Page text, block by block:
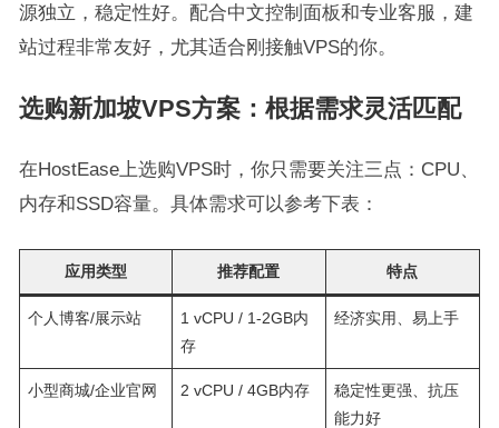
源独立，稳定性好。配合中文控制面板和专业客服，建
站过程非常友好，尤其适合刚接触VPS的你。
选购新加坡VPS方案：根据需求灵活匹配
在HostEase上选购VPS时，你只需要关注三点：CPU、
内存和SSD容量。具体需求可以参考下表：
应用类型 推荐配置 特点
个人博客/展示站
1 vCPU / 1-2GB内
存
经济实用、易上手
小型商城/企业官网 2 vCPU / 4GB内存
稳定性更强、抗压
能力好